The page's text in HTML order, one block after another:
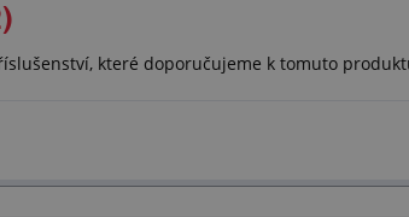
které doporučujeme k tomuto